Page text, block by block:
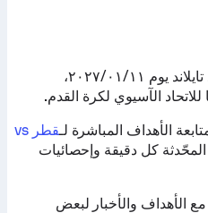
سيلعب قطر المباراة القادمة ضد تايلاند يوم ١١‏/٠١‏/٢٠٢٧،
الأهداف المباشرة لـ
قطر vs
المحّدثة كل دقيقة وإحصائيات
مع الأهداف والأخبار لبعض